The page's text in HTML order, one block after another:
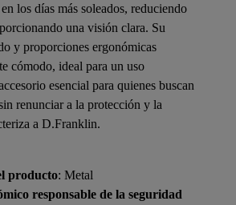
los días más soleados, reduciendo
una visión clara. Su
y proporciones ergonómicas
cómodo, ideal para un uso
esencial para quienes buscan
renunciar a la protección y la
a D.Franklin.
producto: Metal
responsable de la seguridad